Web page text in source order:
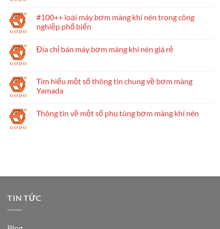
#100++ loại máy bơm màng khí nén trong công
nghiệp phổ biến
Địa chỉ bán máy bơm màng khí nén giá rẻ
Tìm hiểu một số thông tin chung về bơm màng
Yamada
Thông tin về một số phụ tùng bơm màng khí nén
TIN TỨC